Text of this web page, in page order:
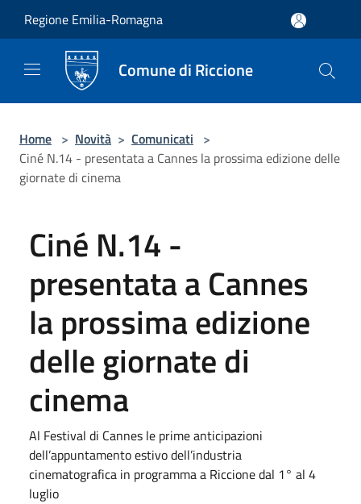
Regione Emilia-Romagna
Comune di Riccione
Home > Novità > Comunicati >
Ciné N.14 - presentata a Cannes la prossima edizione delle
giornate di cinema
Ciné N.14 -
presentata a Cannes
la prossima edizione
delle giornate di
cinema
Al Festival di Cannes le prime anticipazioni
dell’appuntamento estivo dell’industria
cinematografica in programma a Riccione dal 1° al 4
luglio